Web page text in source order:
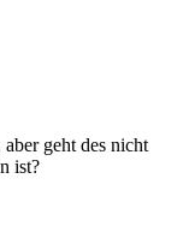
geht des nicht
ist?